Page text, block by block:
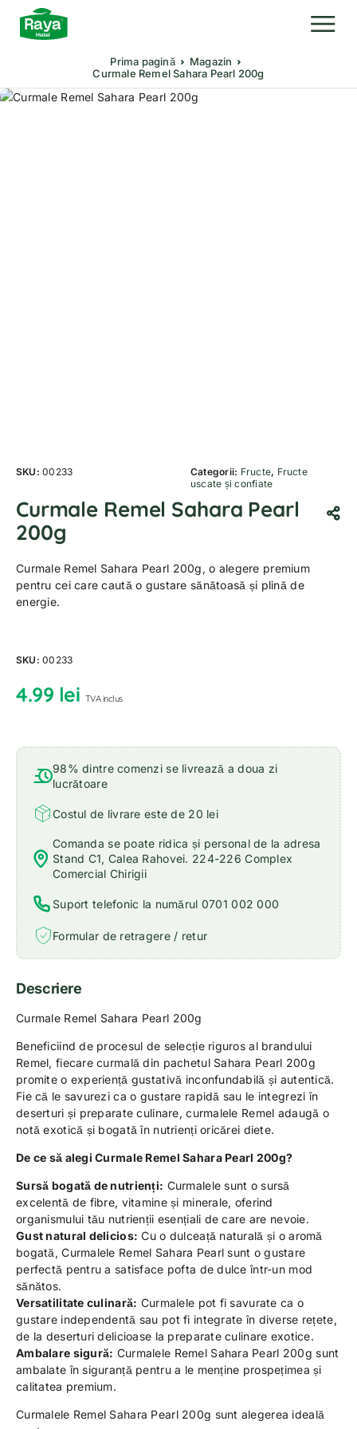
Prima pagină
Magazin
Curmale Remel Sahara Pearl 200g
SKU:00233 Categorii: Fructe, Fructe
uscate și confiate
Curmale Remel Sahara Pearl
200g
Curmale Remel Sahara Pearl 200g, o alegere premium
pentru cei care caută o gustare sănătoasă și plină de
energie.
SKU:00233
4.99 lei TVA inclus
98% dintre comenzi se livrează a doua zi
lucrătoare
Costul de livrare este de 20 lei
Comanda se poate ridica și personal de la adresa
Stand C1, Calea Rahovei. 224-226 Complex
Comercial Chirigii
Suport telefonic la numărul 0701 002 000
Formular de retragere / retur
Descriere
Curmale Remel Sahara Pearl 200g
Beneficiind de procesul de selecție riguros al brandului
Remel, fiecare curmală din pachetul Sahara Pearl 200g
promite o experiență gustativă inconfundabilă și autentică.
Fie că le savurezi ca o gustare rapidă sau le integrezi în
deserturi și preparate culinare, curmalele Remel adaugă o
notă exotică și bogată în nutrienți oricărei diete.
De ce să alegi Curmale Remel Sahara Pearl 200g?
Sursă bogată de nutrienți: Curmalele sunt o sursă
excelentă de fibre, vitamine și minerale, oferind
organismului tău nutrienții esențiali de care are nevoie.
Gust natural delicios: Cu o dulceață naturală și o aromă
bogată, Curmalele Remel Sahara Pearl sunt o gustare
perfectă pentru a satisface pofta de dulce într-un mod
sănătos.
Versatilitate culinară: Curmalele pot fi savurate ca o
gustare independentă sau pot fi integrate în diverse rețete,
de la deserturi delicioase la preparate culinare exotice.
Ambalare sigură: Curmalele Remel Sahara Pearl 200g sunt
ambalate în siguranță pentru a le menține prospețimea și
calitatea premium.
Curmalele Remel Sahara Pearl 200g sunt alegerea ideală